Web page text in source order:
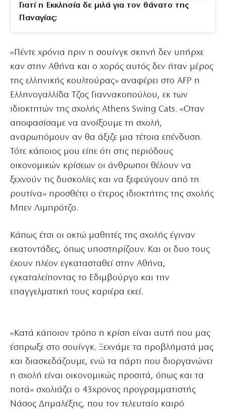
Γιατί η Εκκλησία δε μιλά για τον θάνατο της
Παναγίας;
«Πέντε χρόνια πριν η σουίνγκ σκηνή δεν υπήρχε
καν στην Αθήνα και ο χορός αυτός δεν ήταν μέρος
της ελληνικής κουλτούρας» αναφέρει στο AFP η
Ελληνογαλλίδα Τζος Γιαννακοπούλου, εκ των
ιδιοκτητών της σχολής Athens Swing Cats. «Οταν
αποφασίσαμε να ανοίξουμε τη σχολή,
αναρωτιόμουν αν θα άξιζε μια τέτοια επένδυση.
Τότε κάποιος μου είπε ότι στις περιόδους
οικονομικών κρίσεων οι άνθρωποι θέλουν να
ξεχνούν τις δυσκολίες και να ξεφεύγουν από τη
ρουτίνα» προσθέτει ο έτερος ιδιοκτήτης της σχολής
Μπεν Λιμπρότζο.
Κάπως έτσι οι οκτώ μαθητές της σχολής έγιναν
εκατοντάδες, όπως υποστηρίζουν. Και οι δυο τους
έχουν πλέον εγκατασταθεί στην Αθήνα,
εγκαταλείποντας το Εδιμβούργο και την
επαγγελματική τους καριέρα εκεί.
«Κατά κάποιον τρόπο η κρίση είναι αυτή που μας
έσπρωξε στο σουίνγκ. Ξεχνάμε τα προβλήματά μας
και διασκεδάζουμε, ενώ τα πάρτι που διοργανώνει
η σχολή είναι οικονομικώς προσιτά, όπως και τα
ποτά» σχολιάζει ο 43χρονος προγραμματιστής
Νάσος Δημαλέξης, που τον τελευταίο καιρό